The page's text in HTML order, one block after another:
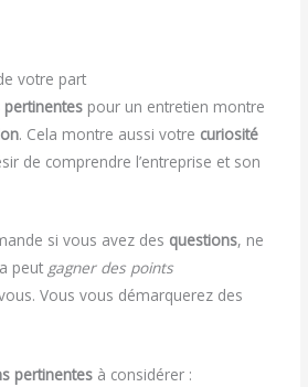
votre part
pour un entretien montre
. Cela montre aussi votre curiosité
de comprendre l’entreprise et son
si vous avez des questions, ne
peut gagner des points
Vous vous démarquerez des
pertinentes à considérer :